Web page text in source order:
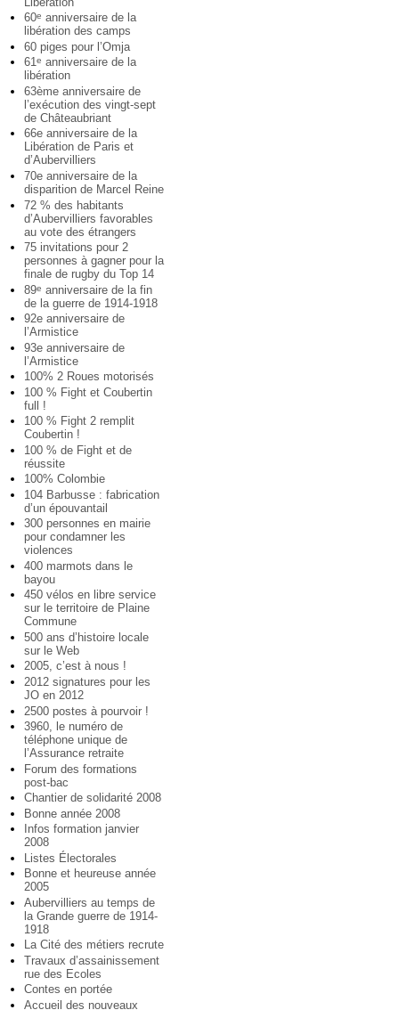
60e anniversaire de la
libération des camps
60 piges pour l’Omja
61e anniversaire de la
libération
63ème anniversaire de
l’exécution des vingt-sept
de Châteaubriant
66e anniversaire de la
Libération de Paris et
d’Aubervilliers
70e anniversaire de la
disparition de Marcel Reine
72 % des habitants
d’Aubervilliers favorables
au vote des étrangers
75 invitations pour 2
personnes à gagner pour la
finale de rugby du Top 14
89e anniversaire de la fin
de la guerre de 1914-1918
92e anniversaire de
l’Armistice
93e anniversaire de
l’Armistice
100% 2 Roues motorisés
100 % Fight et Coubertin
full !
100 % Fight 2 remplit
Coubertin !
100 % de Fight et de
réussite
100% Colombie
104 Barbusse : fabrication
d’un épouvantail
300 personnes en mairie
pour condamner les
violences
400 marmots dans le
bayou
450 vélos en libre service
sur le territoire de Plaine
Commune
500 ans d’histoire locale
sur le Web
2005, c’est à nous !
2012 signatures pour les
JO en 2012
2500 postes à pourvoir !
3960, le numéro de
téléphone unique de
l’Assurance retraite
Forum des formations
post-bac
Chantier de solidarité 2008
Bonne année 2008
Infos formation janvier
2008
Listes Électorales
Bonne et heureuse année
2005
Aubervilliers au temps de
la Grande guerre de 1914-
1918
La Cité des métiers recrute
Travaux d’assainissement
rue des Ecoles
Contes en portée
Accueil des nouveaux